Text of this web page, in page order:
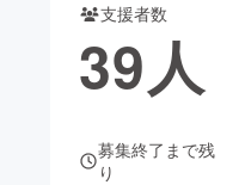
支援者数
39人
募集終了まで残
り